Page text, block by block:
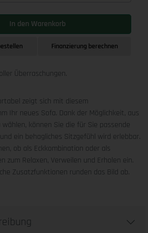
In den Warenkorb
Finanzierung berechnen
Überraschungen.
zeigt sich mit diesem
Ihr neues Sofa. Dank der Möglichkeit, aus
können Sie die für Sie passende
ein behagliches Sitzgefühl wird erlebbar.
ob als Eckkombination oder als
zum Relaxen, Verweilen und Erholen ein.
Zusatzfunktionen runden das Bild ab.